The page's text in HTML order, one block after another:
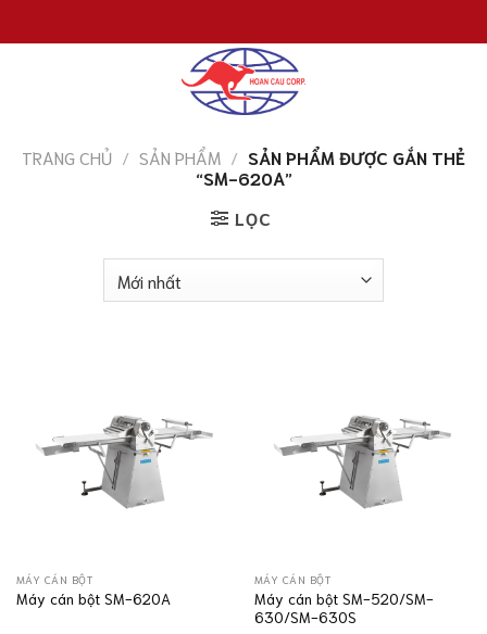
đến
TRANG CHỦ / SẢN PHẨM / SẢN PHẨM ĐƯỢC GẮN THẺ
“SM-620A”
LỌC
MÁY CÁN BỘT
Máy cán bột SM-620A
MÁY CÁN BỘT
Máy cán bột SM-520/SM-
630/SM-630S